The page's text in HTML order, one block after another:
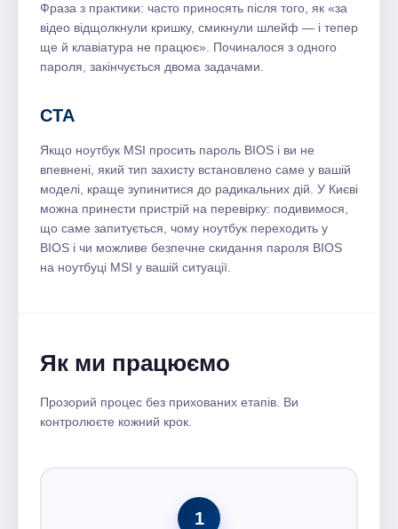
Фраза з практики: часто приносять після того, як «за
відео відщолкнули кришку, смикнули шлейф — і тепер
ще й клавіатура не працює». Починалося з одного
пароля, закінчується двома задачами.
CTA
Якщо ноутбук MSI просить пароль BIOS і ви не
впевнені, який тип захисту встановлено саме у вашій
моделі, краще зупинитися до радикальних дій. У Києві
можна принести пристрій на перевірку: подивимося,
що саме запитується, чому ноутбук переходить у
BIOS і чи можливе безпечне скидання пароля BIOS
на ноутбуці MSI у вашій ситуації.
Як ми працюємо
Прозорий процес без прихованих етапів. Ви
контролюєте кожний крок.
1